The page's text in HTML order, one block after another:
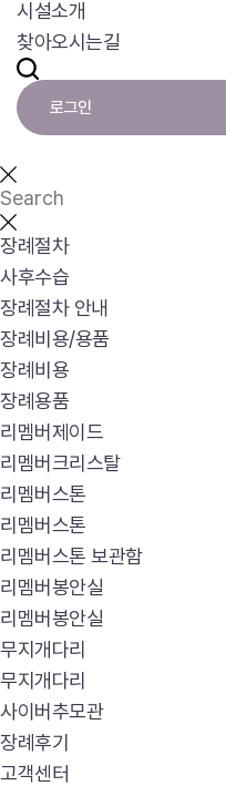
시설소개
찾아오시는길
로그인
장례절차
사후수습
장례절차 안내
장례비용/용품
장례비용
장례용품
리멤버제이드
리멤버크리스탈
리멤버스톤
리멤버스톤
리멤버스톤 보관함
리멤버봉안실
리멤버봉안실
무지개다리
무지개다리
사이버추모관
장례후기
고객센터